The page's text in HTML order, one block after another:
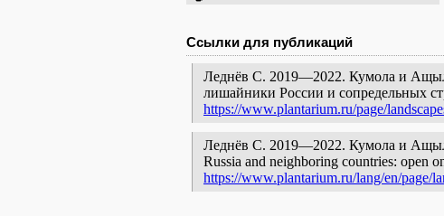
Ссылки для публикаций
Леднёв С. 2019—2022. Кумола и
лишайники России и сопредельных
https://www.plantarium.ru/page/
Леднёв С. 2019—2022. Кумола и
Russia and neighboring countries: open
https://www.plantarium.ru/lang/en/page/